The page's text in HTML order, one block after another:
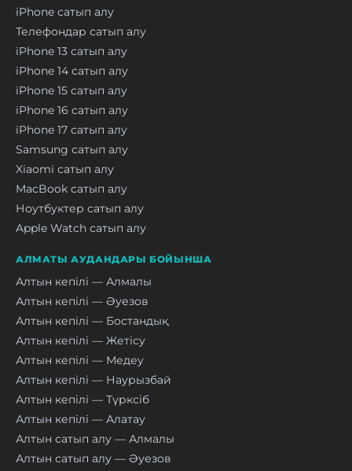
iPhone сатып алу
Телефондар сатып алу
iPhone 13 сатып алу
iPhone 14 сатып алу
iPhone 15 сатып алу
iPhone 16 сатып алу
iPhone 17 сатып алу
Samsung сатып алу
Xiaomi сатып алу
MacBook сатып алу
Ноутбуктер сатып алу
Apple Watch сатып алу
АЛМАТЫ АУДАНДАРЫ БОЙЫНША
Алтын кепілі — Алмалы
Алтын кепілі — Әуезов
Алтын кепілі — Бостандық
Алтын кепілі — Жетісу
Алтын кепілі — Медеу
Алтын кепілі — Наурызбай
Алтын кепілі — Түрксіб
Алтын кепілі — Алатау
Алтын сатып алу — Алмалы
Алтын сатып алу — Әуезов